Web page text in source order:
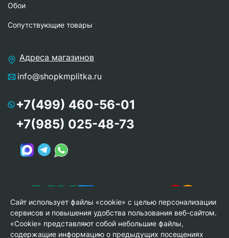
Обои
Сопутствующие товары
Адреса магазинов
info@shopkmplitka.ru
+7(499) 460-56-01
+7(985) 025-48-73
Сайт использует файлы «cookie» с целью персонализации
сервисов и повышения удобства пользования веб-сайтом.
«Cookie» представляют собой небольшие файлы,
содержащие информацию о предыдущих посещениях